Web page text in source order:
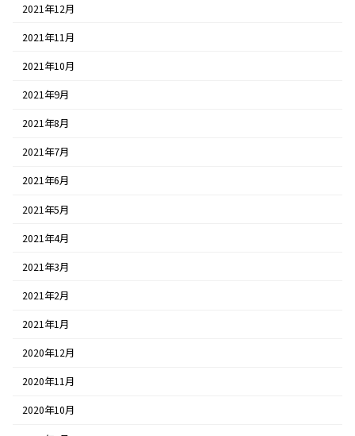
2021年12月
2021年11月
2021年10月
2021年9月
2021年8月
2021年7月
2021年6月
2021年5月
2021年4月
2021年3月
2021年2月
2021年1月
2020年12月
2020年11月
2020年10月